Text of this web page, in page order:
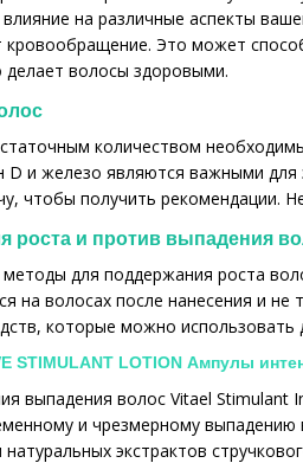
на различные аспекты
Это может
волосы здоровыми.
количеством
D и железо являются важными
чтобы получить рекомендации.
роста и против выпадения
для поддержания роста
на волосах после нанесения и
которые можно использовать
STIMULANT LOTION Ампулы
выпадения волос Vitael
и чрезмерному
экстрактов